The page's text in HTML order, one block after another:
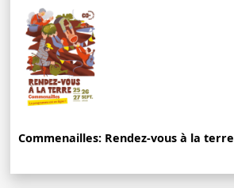
Commenailles: Rendez-vous à la terre